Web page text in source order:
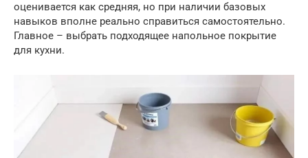
оценивается как средняя, но при наличии базовых
навыков вполне реально справиться самостоятельно.
Главное – выбрать подходящее напольное покрытие
для кухни.